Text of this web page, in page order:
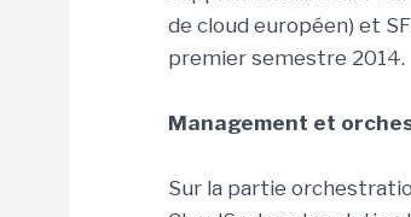
de cloud européen) et
premier semestre 2014.
Management et
Sur la partie